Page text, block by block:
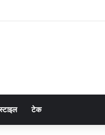
‘खून के बदले खून’ की मांग के बीच कार्रवाई
टेक